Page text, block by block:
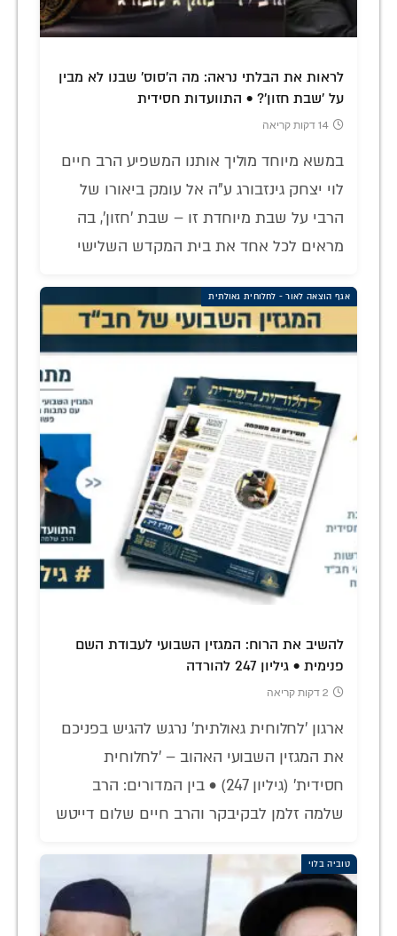
לראות את הבלתי נראה: מה ה'סוס' שבנו לא מבין
על 'שבת חזון'? • התוועדות חסידית
14 דקות קריאה
במשא מיוחד מוליך אותנו המשפיע הרב חיים
לוי יצחק גינזבורג ע"ה אל עומק ביאורו של
הרבי על שבת מיוחדת זו – שבת 'חזון', בה
מראים לכל אחד את בית המקדש השלישי
אגף הוצאה לאור - לחלוחית גאולתית
להשיב את הרוח: המגזין השבועי לעבודת השם
פנימית • גיליון 247 להורדה
2 דקות קריאה
ארגון 'לחלוחית גאולתית' נרגש להגיש בפניכם
את המגזין השבועי האהוב – 'לחלוחית
חסידית' (גיליון 247) • בין המדורים: הרב
שלמה זלמן לבקיבקר והרב חיים שלום דייטש
טוביה בלוי